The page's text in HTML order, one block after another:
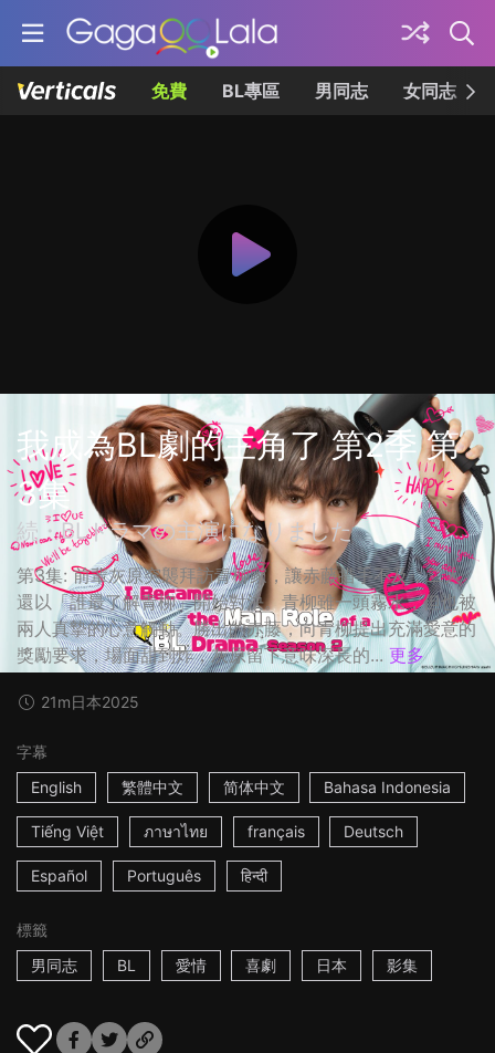
免費 BL專區 男同志 女同志
我成為BL劇的主角了 第2季 第
3集
続・BLドラマの主演になりました
第3集: 前輩灰原突襲拜訪青柳家，讓赤藤措手不及，二人
還以「誰最了解青柳」開始對決。青柳雖一頭霧水，但也被
兩人真摯的心意觸動。勝出的赤藤，向青柳提出充滿愛意的
獎勵要求，場面甜到炸，灰原留下意味深長的... 更多
21m日本2025
字幕
English
繁體中文 简体中文 Bahasa Indonesia
Tiếng Việt ภาษาไทย français Deutsch
Español Português हिन्दी
標籤
男同志
BL 愛情 喜劇 日本 影集